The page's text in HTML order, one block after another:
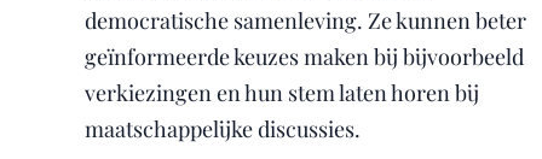
democratische samenleving. Ze kunnen beter
geïnformeerde keuzes maken bij bijvoorbeeld
verkiezingen en hun stem laten horen bij
maatschappelijke discussies.